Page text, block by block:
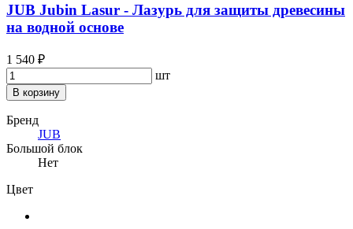
JUB Jubin Lasur - Лазурь для защиты древесины
на водной основе
1 540 ₽
шт
В корзину
Бренд
JUB
Большой блок
Нет
Цвет